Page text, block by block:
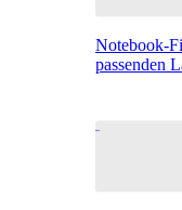
Notebook-
passenden